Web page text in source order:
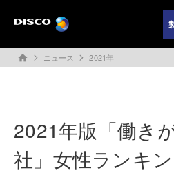
home ニュース 2021年
2021年版「働き
社」女性ランキ